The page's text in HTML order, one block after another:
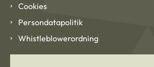
Cookies
Persondatapolitik
Whistleblowerordning